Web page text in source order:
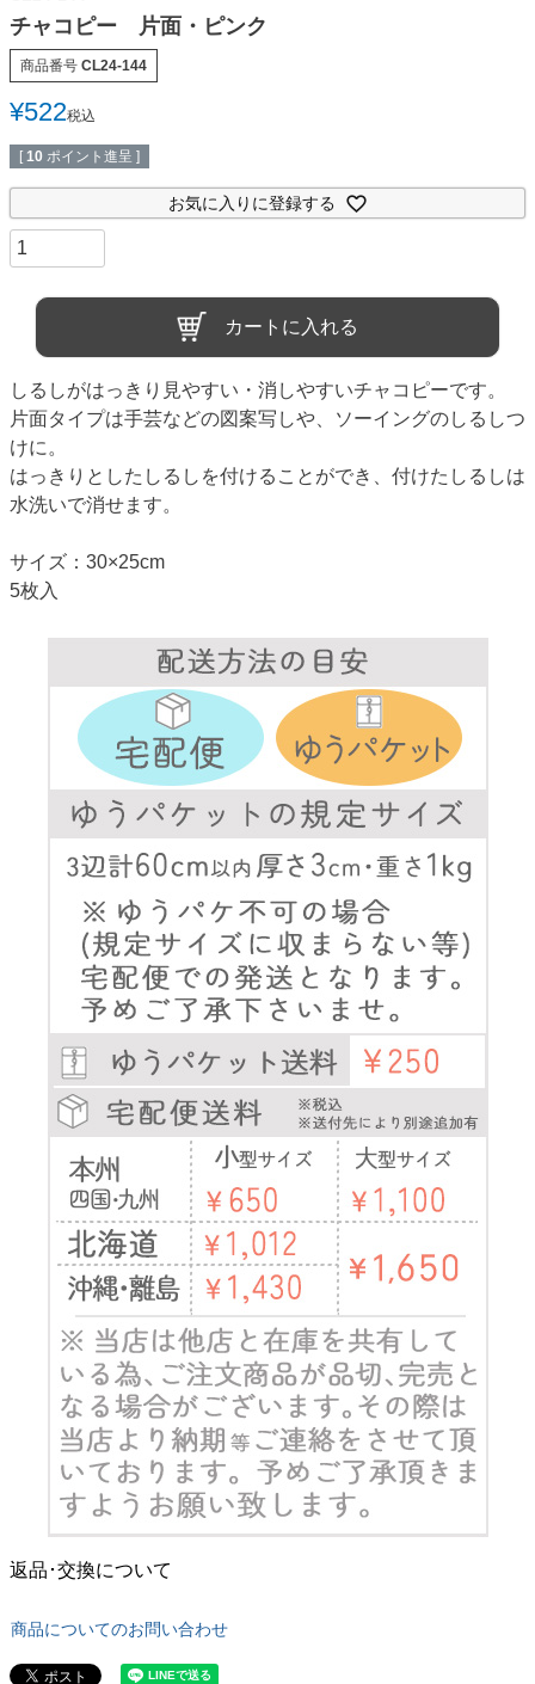
チャコピー 片面・ピンク
商品番号 CL24-144
¥522税込
[ 10 ポイント進呈 ]
お気に入りに登録する
カートに入れる
しるしがはっきり見やすい・消しやすいチャコピーです。
片面タイプは手芸などの図案写しや、ソーイングのしるしつ
けに。
はっきりとしたしるしを付けることができ、付けたしるしは
水洗いで消せます。
サイズ：30×25cm
5枚入
返品･交換について
商品についてのお問い合わせ